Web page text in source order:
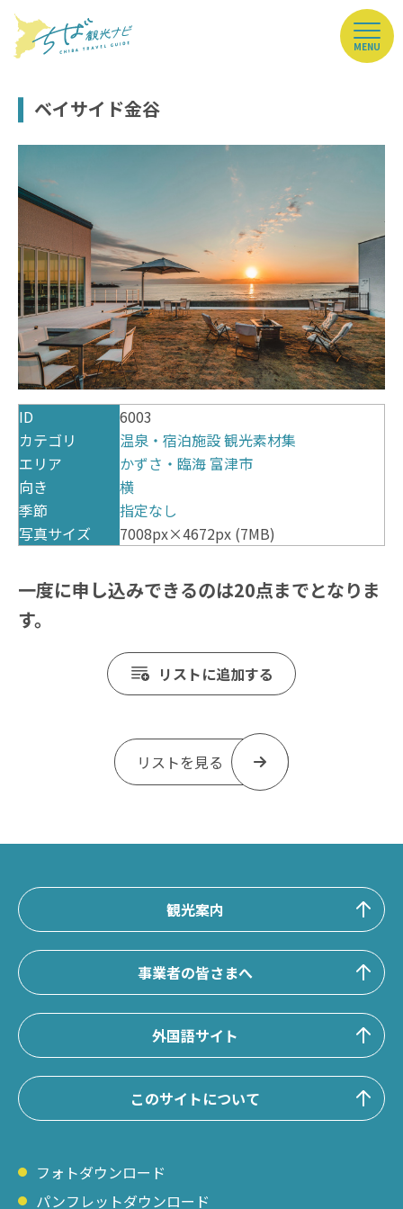
MENU
ベイサイド金谷
ID
6003
カテゴリ
温泉・宿泊施設観光素材集
エリア
かずさ・臨海 富津市
向き
横
季節
指定なし
写真サイズ
7008px×4672px (7MB)
一度に申し込みできるのは20点までとなりま
す。
リストに追加する
リストを見る
観光案内
事業者の皆さまへ
外国語サイト
このサイトについて
フォトダウンロード
パンフレットダウンロード